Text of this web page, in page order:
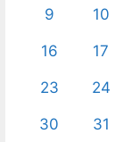
9 10
16 17
23 24
30 31